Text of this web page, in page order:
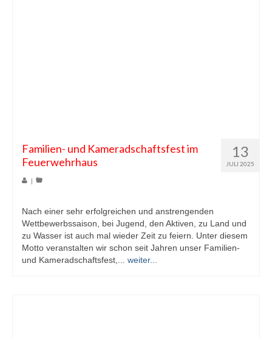
13
JULI 2025
Familien- und Kameradschaftsfest im
Feuerwehrhaus
|
Nach einer sehr erfolgreichen und anstrengenden
Wettbewerbssaison, bei Jugend, den Aktiven, zu Land und
zu Wasser ist auch mal wieder Zeit zu feiern. Unter diesem
Motto veranstalten wir schon seit Jahren unser Familien-
und Kameradschaftsfest,... weiter...